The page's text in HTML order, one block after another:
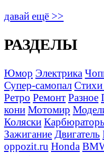
давай ещё >>
РАЗДЕЛЫ
Юмор Электрика
Супер-самопал Стихи
Ретро Ремонт Разное
кони Мотомир
Коляски
Зажигание Двигатель
oppozit.ru Honda